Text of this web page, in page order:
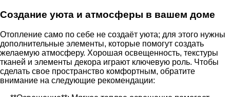
Создание уюта и атмосферы в вашем доме
Отопление само по себе не создаёт уюта; для этого нужны
дополнительные элементы, которые помогут создать
желаемую атмосферу. Хорошая освещенность, текстуры
тканей и элементы декора играют ключевую роль. Чтобы
сделать свое пространство комфортным, обратите
внимание на следующие рекомендации: